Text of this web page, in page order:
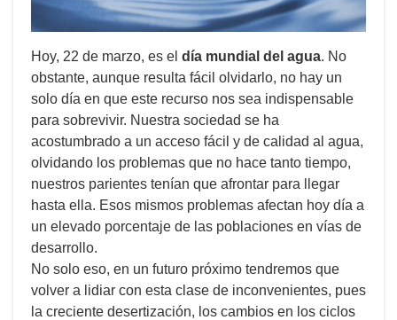
Hoy, 22 de marzo, es el día mundial del agua. No
obstante, aunque resulta fácil olvidarlo, no hay un
solo día en que este recurso nos sea indispensable
para sobrevivir. Nuestra sociedad se ha
acostumbrado a un acceso fácil y de calidad al agua,
olvidando los problemas que no hace tanto tiempo,
nuestros parientes tenían que afrontar para llegar
hasta ella. Esos mismos problemas afectan hoy día a
un elevado porcentaje de las poblaciones en vías de
desarrollo.
No solo eso, en un futuro próximo tendremos que
volver a lidiar con esta clase de inconvenientes, pues
la creciente desertización, los cambios en los ciclos